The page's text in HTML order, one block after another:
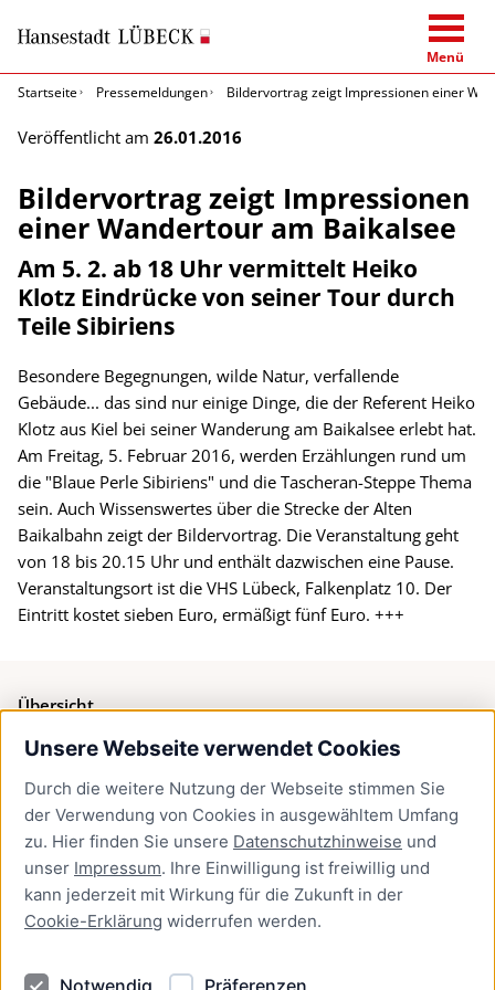
Unsere Webseite verwendet Cookies
Durch die weitere Nutzung der Webseite stimmen Sie
der Verwendung von Cookies in ausgewähltem Umfang
zu. Hier finden Sie unsere Datenschutzhinweise und
unser Impressum. Ihre Einwilligung ist freiwillig und
kann jederzeit mit Wirkung für die Zukunft in der
Cookie-Erklärung widerrufen werden.
Notwendig Präferenzen
Menü
Startseite
Pressemeldungen Bildervortrag zeigt Impressionen einer
Veröffentlicht am 26.01.2016
Bildervortrag zeigt Impressionen
einer Wandertour am Baikalsee
Am 5. 2. ab 18 Uhr vermittelt Heiko
Klotz Eindrücke von seiner Tour durch
Teile Sibiriens
Besondere Begegnungen, wilde Natur, verfallende
Gebäude... das sind nur einige Dinge, die der Referent Heiko
Klotz aus Kiel bei seiner Wanderung am Baikalsee erlebt hat.
Am Freitag, 5. Februar 2016, werden Erzählungen rund um
die "Blaue Perle Sibiriens" und die Tascheran-Steppe Thema
sein. Auch Wissenswertes über die Strecke der Alten
Baikalbahn zeigt der Bildervortrag. Die Veranstaltung geht
von 18 bis 20.15 Uhr und enthält dazwischen eine Pause.
Veranstaltungsort ist die VHS Lübeck, Falkenplatz 10. Der
Eintritt kostet sieben Euro, ermäßigt fünf Euro. +++
Übersicht
Bürgerservice
Presse
Newsletter Lübeck:kompakt
Kontakt
Kontakt